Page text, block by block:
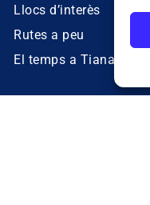
Llocs d’interès
Rutes a peu
El temps a Tiana